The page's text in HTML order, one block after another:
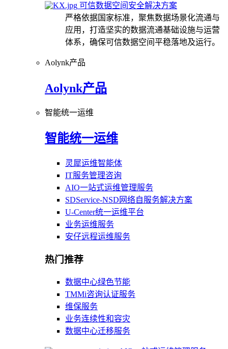
可信数据空间安全解决方案
严格依据国家标准，聚焦数据场景化流通与
应用，打造坚实的数据流通基础设施与运营
体系，确保可信数据空间平稳落地及运行。
Aolynk产品
Aolynk产品
智能统一运维
智能统一运维
灵犀运维智能体
IT服务管理咨询
AIO一站式运维管理服务
SDService-NSD网络自服务解决方案
U-Center统一运维平台
业务运维服务
安仔远程运维服务
热门推荐
数据中心绿色节能
TMMi咨询认证服务
维保服务
业务连续性和容灾
数据中心迁移服务